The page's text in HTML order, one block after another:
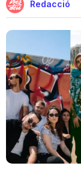
Redacció